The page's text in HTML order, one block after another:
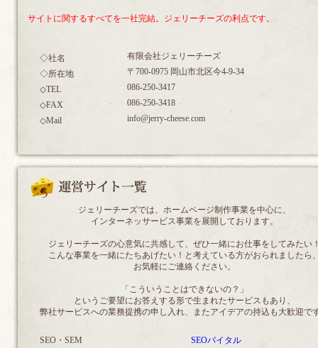
サイトに関するすべてを一社完結。ジェリーチーズの利点です。
◇社名
有限会社ジェリーチーズ
◇所在地
〒700-0975 岡山市北区今4-9-34
◇TEL
086-250-3417
◇FAX
086-250-3418
◇Mail
info@jerry-cheese.com
ジェリーチーズでは、ホームページ制作事業を中心に、
インターネッサービス事業を展開しております。
ジェリーチーズの心意気に共感して、ぜひ一緒にお仕事をしてみたい
こんな事業を一緒にたちあげたい！と考えている方がおられましたら
お気軽にご連絡ください。
「こういうことはできないの？」
というご要望にお答えする形で生まれたサービスもあり、
弊社サービスへの業務提携の申し入れ、またアイデアの持込も大歓迎で
SEO・SEM
SEOバイタル